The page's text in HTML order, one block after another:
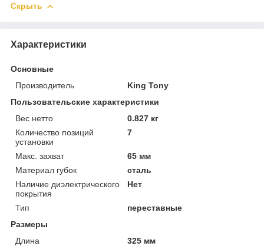
Скрыть
Характеристики
Основные
Производитель
King Tony
Пользовательские характеристики
Вес нетто
0.827 кг
Количество позиций
установки
7
Макс. захват
65 мм
Материал губок
сталь
Наличие диэлектрического
покрытия
Нет
Тип
переставные
Размеры
Длина
325 мм